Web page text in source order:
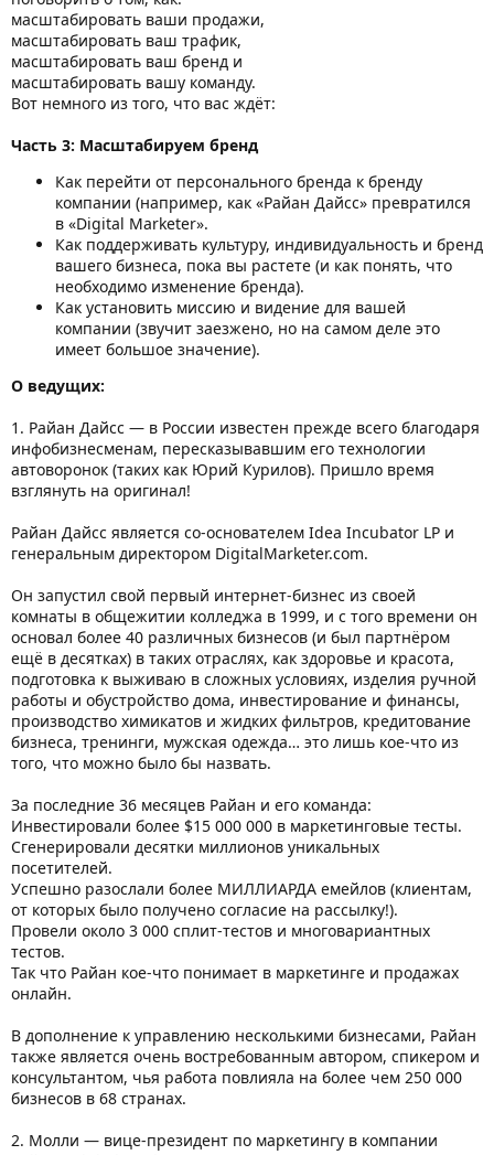
масштабировать ваши продажи,
масштабировать ваш трафик,
масштабировать ваш бренд и
масштабировать вашу команду.
Вот немного из того, что вас ждёт:
Часть 3: Масштабируем бренд
Как перейти от персонального бренда к бренду
компании (например, как «Райан Дайсс» превратился
в «Digital Marketer».
Как поддерживать культуру, индивидуальность и бренд
вашего бизнеса, пока вы растете (и как понять, что
необходимо изменение бренда).
Как установить миссию и видение для вашей
компании (звучит заезжено, но на самом деле это
имеет большое значение).
О ведущих:
1. Райан Дайсс — в России известен прежде всего благодаря
инфобизнесменам, пересказывавшим его технологии
автоворонок (таких как Юрий Курилов). Пришло время
взглянуть на оригинал!
Райан Дайсс является со-основателем Idea Incubator LP и
генеральным директором DigitalMarketer.com.
Он запустил свой первый интернет-бизнес из своей
комнаты в общежитии колледжа в 1999, и с того времени он
основал более 40 различных бизнесов (и был партнёром
ещё в десятках) в таких отраслях, как здоровье и красота,
подготовка к выживаю в сложных условиях, изделия ручной
работы и обустройство дома, инвестирование и финансы,
производство химикатов и жидких фильтров, кредитование
бизнеса, тренинги, мужская одежда… это лишь кое-что из
того, что можно было бы назвать.
За последние 36 месяцев Райан и его команда:
Инвестировали более $15 000 000 в маркетинговые тесты.
Сгенерировали десятки миллионов уникальных
посетителей.
Успешно разослали более МИЛЛИАРДА емейлов (клиентам,
от которых было получено согласие на рассылку!).
Провели около 3 000 сплит-тестов и многовариантных
тестов.
Так что Райан кое-что понимает в маркетинге и продажах
онлайн.
В дополнение к управлению несколькими бизнесами, Райан
также является очень востребованным автором, спикером и
консультантом, чья работа повлияла на более чем 250 000
бизнесов в 68 странах.
2. Молли — вице-президент по маркетингу в компании